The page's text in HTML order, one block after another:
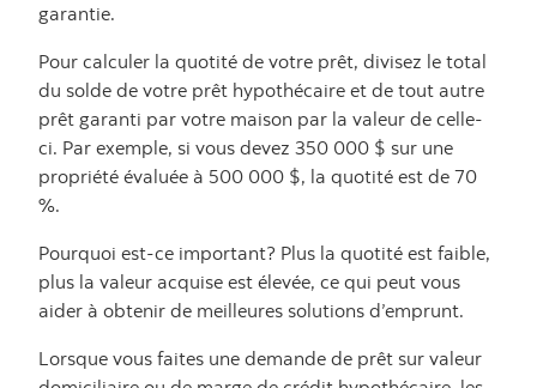
garantie.
Pour calculer la quotité de votre prêt, divisez le total
du solde de votre prêt hypothécaire et de tout autre
prêt garanti par votre maison par la valeur de celle-
ci. Par exemple, si vous devez 350 000 $ sur une
propriété évaluée à 500 000 $, la quotité est de 70
%.
Pourquoi est-ce important? Plus la quotité est faible,
plus la valeur acquise est élevée, ce qui peut vous
aider à obtenir de meilleures solutions d’emprunt.
Lorsque vous faites une demande de prêt sur valeur